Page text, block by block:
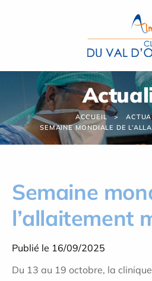
ACCUEIL
SEMAINE MONDIALE DE
Semaine
l’allaitement
Publié le 16/09/2025
Du 13 au 19 octobre, la